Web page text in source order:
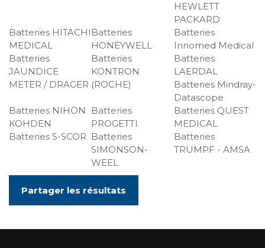
HEWLETT
PACKARD
Batteries HITACHI
MEDICAL
Batteries
HONEYWELL
Batteries
Innomed Medical
Batteries
JAUNDICE
METER / DRAGER
Batteries
KONTRON
(ROCHE)
Batteries
LAERDAL
Batteries Mindray-
Datascope
Batteries NIHON
KOHDEN
Batteries
PROGETTI
Batteries QUEST
MEDICAL
Batteries S-SCOR Batteries
SIMONSON-
WEEL
Batteries
TRUMPF - AMSA
Partager les résultats